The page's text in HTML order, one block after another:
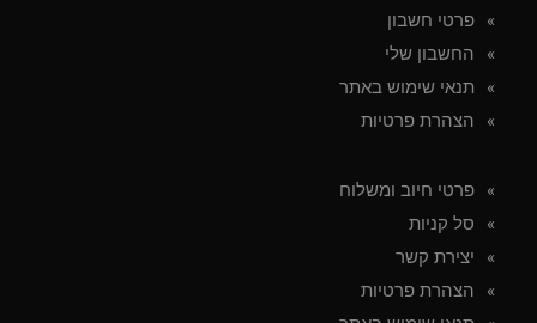
פרטי חשבון
החשבון שלי
תנאי שימוש באתר
הצהרת פרטיות
פרטי חיוב ומשלוח
סל קניות
יצירת קשר
הצהרת פרטיות